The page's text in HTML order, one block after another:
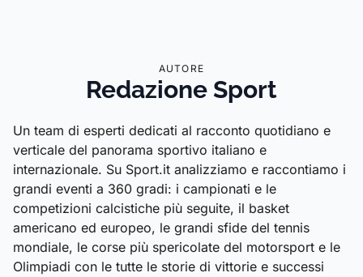
AUTORE
Redazione Sport
Un team di esperti dedicati al racconto quotidiano e
verticale del panorama sportivo italiano e
internazionale. Su Sport.it analizziamo e raccontiamo i
grandi eventi a 360 gradi: i campionati e le
competizioni calcistiche più seguite, il basket
americano ed europeo, le grandi sfide del tennis
mondiale, le corse più spericolate del motorsport e le
Olimpiadi con le tutte le storie di vittorie e successi